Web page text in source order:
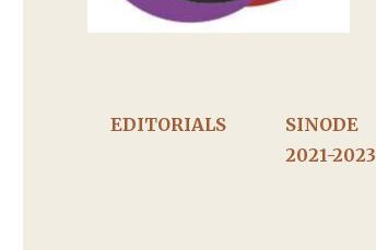
EDITORIALS
SINODE
2021-2023